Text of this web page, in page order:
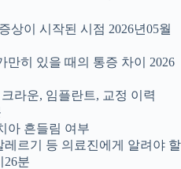
상이 시작된 시점 2026년05월
만히 있을 때의 통증 차이 2026
라운, 임플란트, 교정 이력
아 흔들림 여부
레르기 등 의료진에게 알려야 할
26분